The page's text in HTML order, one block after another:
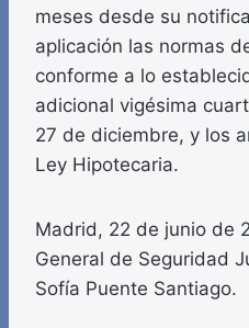
meses desde su
aplicación las normas
conforme a lo
adicional vigésima
27 de diciembre, y los
Ley Hipotecaria.
Madrid, 22 de junio de
General de Seguridad
Sofía Puente Santiago.